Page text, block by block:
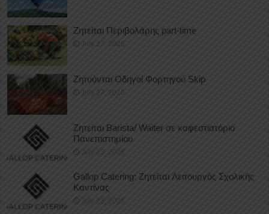
Ζητείται Περιβολάρης part-time
July 27, 2026
Ζητούνται Οδηγοί Φορτηγού Skip
July 27, 2026
Ζητείται Barista/ Waiter σε καφεστιατόριο
Πανεπιστημίου
July 23, 2026
Gallop Catering: Ζητείται Λειτουργός Σχολικής
Καντίνας
July 23, 2026